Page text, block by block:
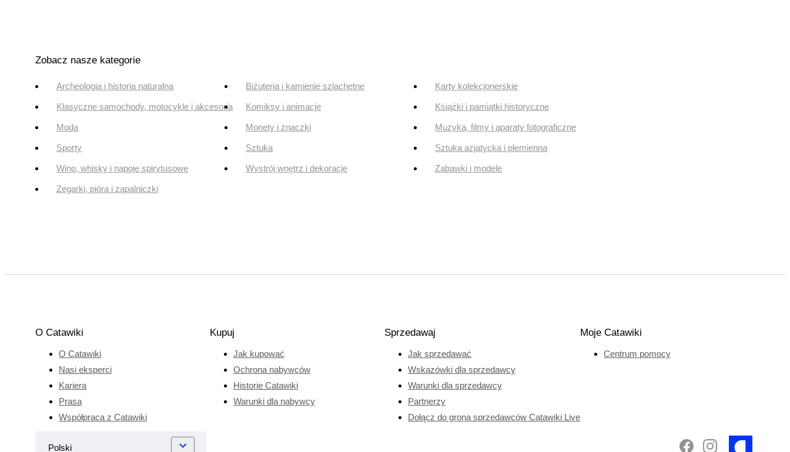
Zobacz nasze kategorie
Archeologia i historia naturalna Biżuteria i kamienie szlachetne Karty kolekcjonerskie
Klasyczne samochody, motocykle i akcesoria Komiksy i animacje Książki i pamiątki historyczne
Moda Monety i znaczki Muzyka, filmy i aparaty fotograficzne
Sporty Sztuka Sztuka azjatycka i plemienna
Wino, whisky i napoje spirytusowe Wystrój wnętrz i dekoracje Zabawki i modele
Zegarki, pióra i zapalniczki
O Catawiki
O Catawiki
Nasi eksperci
Kariera
Prasa
Współpraca z Catawiki
Kupuj
Jak kupować
Ochrona nabywców
Historie Catawiki
Warunki dla nabywcy
Sprzedawaj
Jak sprzedawać
Wskazówki dla sprzedawcy
Warunki dla sprzedawcy
Partnerzy
Dołącz do grona sprzedawców Catawiki Live
Moje Catawiki
Centrum pomocy